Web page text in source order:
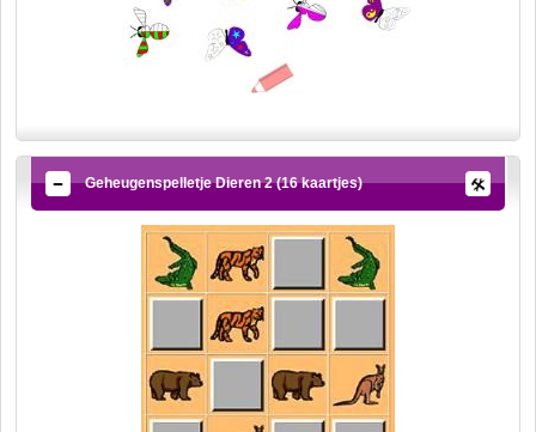
Geheugenspelletje Dieren 2 (16 kaartjes)